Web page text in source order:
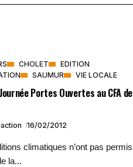
CHOLET
EDITION
SAUMUR VIE LOCALE
Portes Ouvertes au CFA de
16/02/2012
climatiques n’ont pas permis
la...